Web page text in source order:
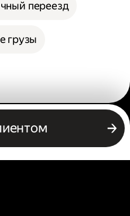
переезд
грузы
Россия